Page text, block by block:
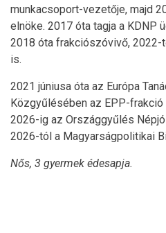
munkacsoport-vezetője, majd
elnöke. 2017 óta tagja a KDNP
2018 óta frakciószóvivő,
is.
2021 júniusa óta az Európa
Közgyűlésében az EPP-
2026-ig az Országgyűlés
2026-tól a Magyarságpolitikai
Nős, 3 gyermek édesapja.